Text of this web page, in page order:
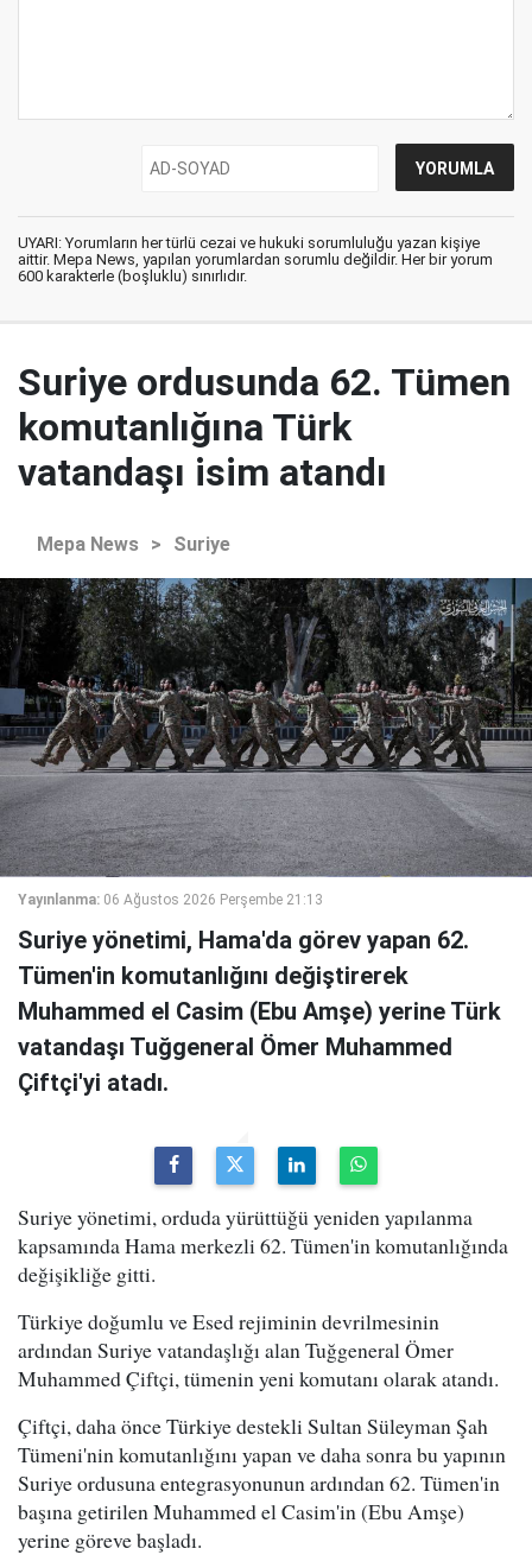
UYARI: Yorumların her türlü cezai ve hukuki sorumluluğu yazan kişiye
aittir. Mepa News, yapılan yorumlardan sorumlu değildir. Her bir yorum
600 karakterle (boşluklu) sınırlıdır.
Suriye ordusunda 62. Tümen
komutanlığına Türk
vatandaşı isim atandı
Mepa News > Suriye
Yayınlanma: 06 Ağustos 2026 Perşembe 21:13
Suriye yönetimi, Hama'da görev yapan 62.
Tümen'in komutanlığını değiştirerek
Muhammed el Casim (Ebu Amşe) yerine Türk
vatandaşı Tuğgeneral Ömer Muhammed
Çiftçi'yi atadı.
Suriye yönetimi, orduda yürüttüğü yeniden yapılanma
kapsamında Hama merkezli 62. Tümen'in komutanlığında
değişikliğe gitti.
Türkiye doğumlu ve Esed rejiminin devrilmesinin
ardından Suriye vatandaşlığı alan Tuğgeneral Ömer
Muhammed Çiftçi, tümenin yeni komutanı olarak atandı.
Çiftçi, daha önce Türkiye destekli Sultan Süleyman Şah
Tümeni'nin komutanlığını yapan ve daha sonra bu yapının
Suriye ordusuna entegrasyonunun ardından 62. Tümen'in
başına getirilen Muhammed el Casim'in (Ebu Amşe)
yerine göreve başladı.